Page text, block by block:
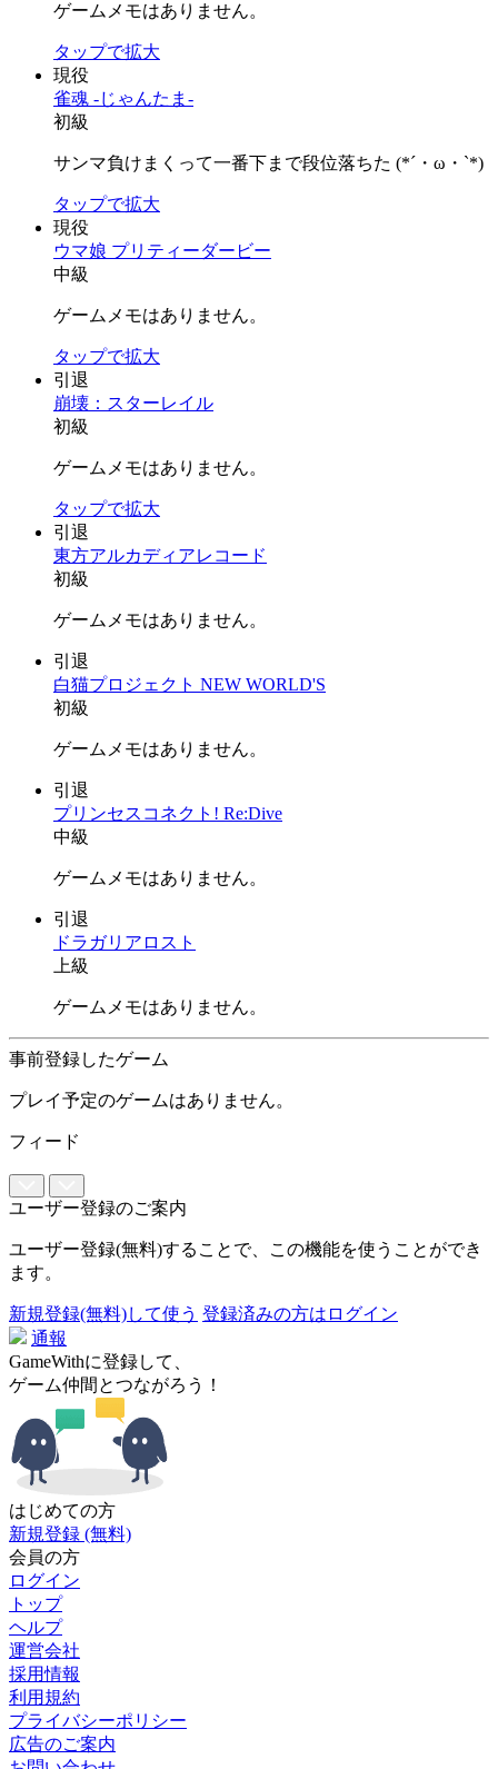
ゲームメモはありません。
タップで拡大
現役
雀魂 -じゃんたま-
初級
サンマ負けまくって一番下まで段位落ちた (*´・ω・`*)
タップで拡大
現役
ウマ娘 プリティーダービー
中級
ゲームメモはありません。
タップで拡大
引退
崩壊：スターレイル
初級
ゲームメモはありません。
タップで拡大
引退
東方アルカディアレコード
初級
ゲームメモはありません。
引退
白猫プロジェクト NEW WORLD'S
初級
ゲームメモはありません。
引退
プリンセスコネクト! Re:Dive
中級
ゲームメモはありません。
引退
ドラガリアロスト
上級
ゲームメモはありません。
事前登録したゲーム
プレイ予定のゲームはありません。
フィード
ユーザー登録のご案内
ユーザー登録(無料)することで、この機能を使うことができ
ます。
新規登録(無料)して使う 登録済みの方はログイン
通報
GameWithに登録して、
ゲーム仲間とつながろう！
はじめての方
新規登録 (無料)
会員の方
ログイン
トップ
ヘルプ
運営会社
採用情報
利用規約
プライバシーポリシー
広告のご案内